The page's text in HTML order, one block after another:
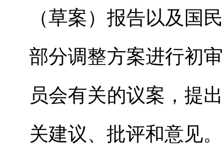
（草案）报告以及国
部分调整方案进行初
员会有关的议案，提
关建议、批评和意见。